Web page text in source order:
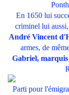
En 1650 lui
criminel lui
André Vincent
armes, de
Gabriel,
Parti pour